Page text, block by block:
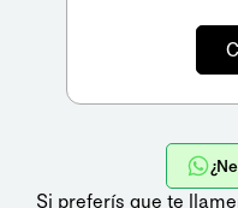
Si preferís que te